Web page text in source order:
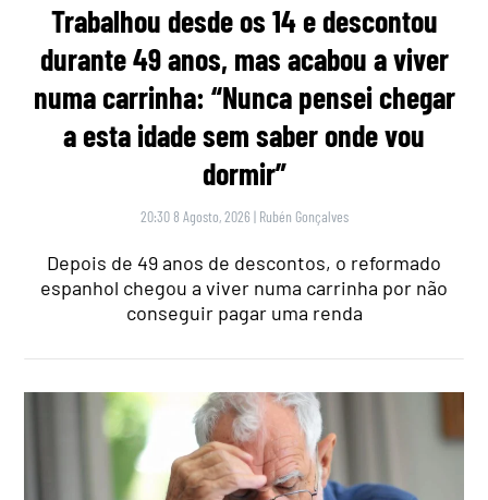
Trabalhou desde os 14 e descontou
durante 49 anos, mas acabou a viver
numa carrinha: “Nunca pensei chegar
a esta idade sem saber onde vou
dormir”
20:30 8 Agosto, 2026 | Rubén Gonçalves
Depois de 49 anos de descontos, o reformado
espanhol chegou a viver numa carrinha por não
conseguir pagar uma renda